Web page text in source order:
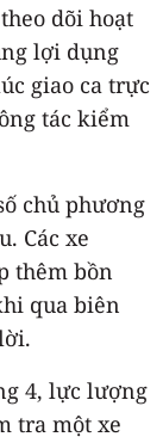
dõi hoạt
lợi dụng
giao ca trực
tác kiểm
chủ phương
Các xe
thêm bồn
qua biên
4, lực lượng
tra một xe